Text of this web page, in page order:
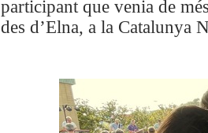
participant que venia de
des d’Elna, a la Catalunya